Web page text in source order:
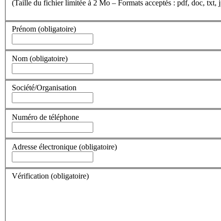
(Taille du fichier limitée à 2 Mo – Formats acceptés : pdf, doc, txt,
Prénom (obligatoire)
Nom (obligatoire)
Société/Organisation
Numéro de téléphone
Adresse électronique (obligatoire)
Vérification (obligatoire)